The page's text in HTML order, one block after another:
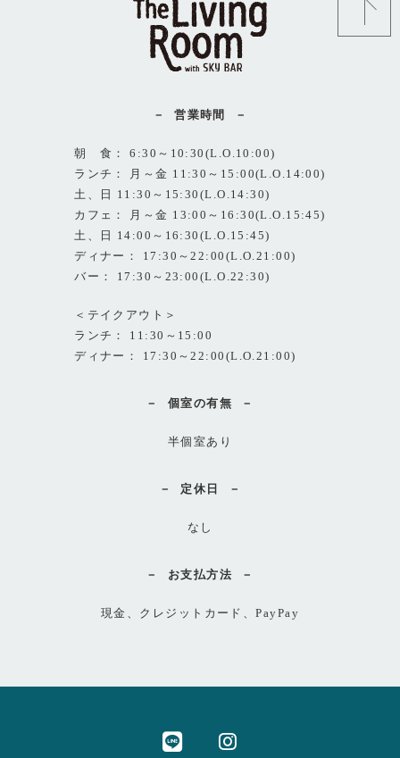
営業時間
朝 食： 6:30～10:30(L.O.10:00)
ランチ： 月～金 11:30～15:00(L.O.14:00)
土、日 11:30～15:30(L.O.14:30)
カフェ： 月～金 13:00～16:30(L.O.15:45)
土、日 14:00～16:30(L.O.15:45)
ディナー： 17:30～22:00(L.O.21:00)
バー： 17:30～23:00(L.O.22:30)
＜テイクアウト＞
ランチ： 11:30～15:00
ディナー： 17:30～22:00(L.O.21:00)
個室の有無
半個室あり
定休日
なし
お支払方法
現金、クレジットカード、PayPay